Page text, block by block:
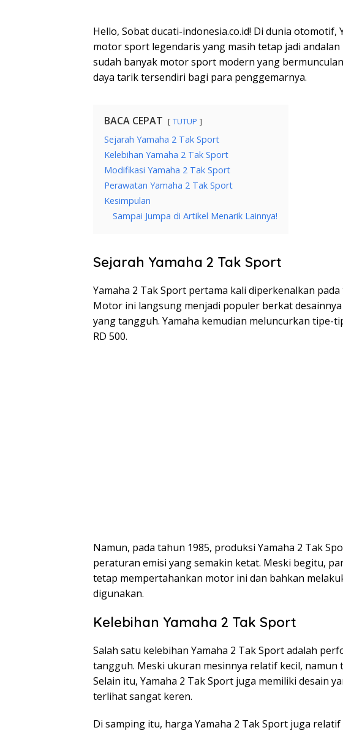
Hello, Sobat ducati-indonesia.co.id! Di dunia otomotif,
motor sport legendaris yang masih tetap jadi
sudah banyak motor sport modern yang
daya tarik tersendiri bagi para penggemarnya.
BACA CEPAT TUTUP
Sejarah Yamaha 2 Tak Sport
Kelebihan Yamaha 2 Tak Sport
Modifikasi Yamaha 2 Tak Sport
Perawatan Yamaha 2 Tak Sport
Kesimpulan
Sampai Jumpa di Artikel Menarik Lainnya!
Sejarah Yamaha 2 Tak Sport
Yamaha 2 Tak Sport pertama kali diperkenalkan
Motor ini langsung menjadi populer berkat
yang tangguh. Yamaha kemudian meluncurkan tipe-
RD 500.
Namun, pada tahun 1985, produksi Yamaha 2 Tak
peraturan emisi yang semakin ketat. Meski begitu,
tetap mempertahankan motor ini dan bahkan
digunakan.
Kelebihan Yamaha 2 Tak Sport
Salah satu kelebihan Yamaha 2 Tak Sport adalah
tangguh. Meski ukuran mesinnya relatif kecil, namun
Selain itu, Yamaha 2 Tak Sport juga memiliki desain
terlihat sangat keren.
Di samping itu, harga Yamaha 2 Tak Sport juga